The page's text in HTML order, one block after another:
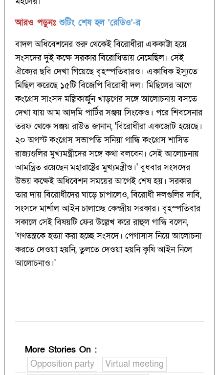
আরও পড়ুনঃ শুটিং শেষ হল 'রেডিও'-র
বাদল অধিবেশনের শুরু থেকেই বিরোধীরা এককাট্টা হয়ে
সংসদের দুই কক্ষে সরকার বিরোধিতায় নেমেছিল। সেই
ঐক্যের ছবি দেখা গিয়েছে বৃহস্পতিবারও। একাধিক ইস্যুতে
মিছিল করেছে ১৫টি বিজেপি বিরোধী দল। মিছিলের আগে
কংগ্রেস সাংসদ মল্লিকার্জুন খাড়গের সঙ্গে আলোচনায় বসতে
দেখা যায় আম আদমি পার্টির সঞ্জয় সিংকেও। পরে শিবসেনার
তরফ থেকে সঞ্জয় রাউত জানান, 'বিরোধীরা একজোট হয়েছে।
২০ অগস্ট কংগ্রেস সভাপতি সনিয়া গান্ধি কংগ্রেস শাসিত
রাজ্যগুলির মুখ্যমন্ত্রীদের সঙ্গে কথা বলবেন। সেই আলোচনায়
আমন্ত্রিত রয়েছেন মহারাষ্ট্রের মুখ্যমন্ত্রীও।' বুধবার সংসদের
উভয় কক্ষেই অধিবেশন সময়ের আগেই শেষ হয়। সরকার
তার দায় বিরোধীদের ঘাড়ে চাপালেও, বিরোধী দলগুলির দাবি,
সংসদে মার্শাল আইন চালাচ্ছে কেন্দ্রীয় সরকার। বৃহস্পতিবার
সকালে সেই বিষয়টি ফের উল্লেখ করে রাহুল গান্ধি বলেন,
'গণতন্ত্রকে হত্যা করা হচ্ছে সংসদে। পেগাসাস নিয়ে আলোচনা
করতে দেওয়া হয়নি, তুলতে দেওয়া হয়নি কৃষি আইন নিলে
আলোচনাও।'
More Stories On :
Opposition party
Virtual meeting